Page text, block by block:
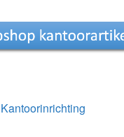
Kantoorinrichting